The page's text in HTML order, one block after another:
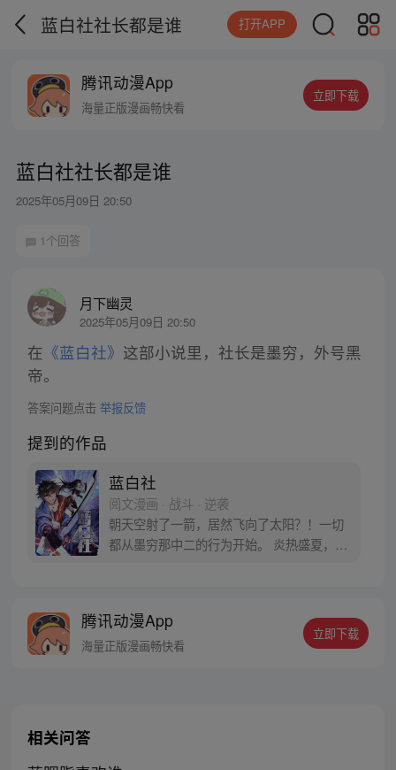
蓝白社社长都是谁 打开APP
腾讯动漫App
海量正版漫画畅快看
立即下载
蓝白社社长都是谁
2025年05月09日 20:50
1个回答
月下幽灵
2025年05月09日 20:50
在 《蓝白社》 这部小说里，社长是墨穷，外号黑
帝。
答案问题点击 举报反馈
提到的作品
蓝白社
阅文漫画 · 战斗 · 逆袭
朝天空射了一箭，居然飞向了太阳？！一切
都从墨穷那中二的行为开始。 炎热盛夏，正
命中”的特殊能力！
腾讯动漫App
海量正版漫画畅快看
立即下载
相关问答